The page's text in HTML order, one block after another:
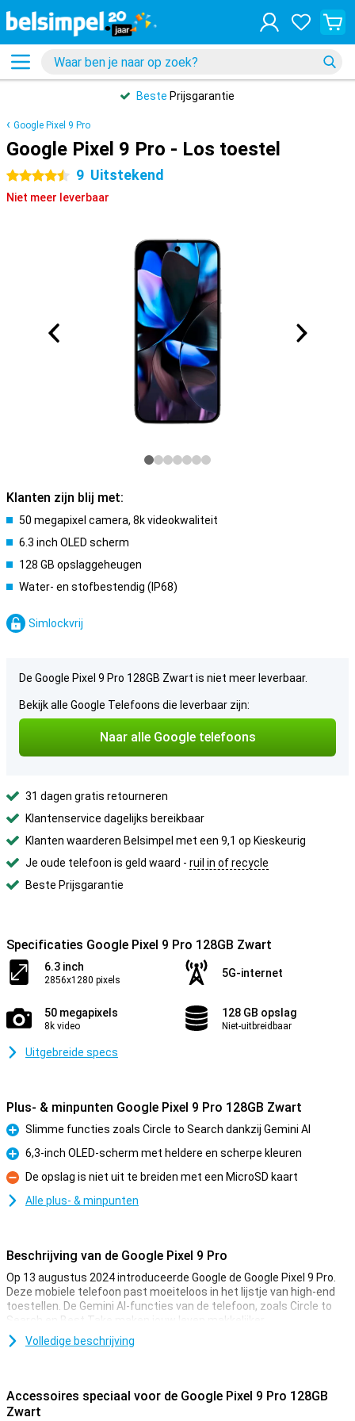
Beste Prijsgarantie
Google Pixel 9 Pro
Google Pixel 9 Pro - Los toestel
4.5 sterren 9 Uitstekend
Niet meer leverbaar
Klanten zijn blij met:
50 megapixel camera, 8k videokwaliteit
6.3 inch OLED scherm
128 GB opslaggeheugen
Water- en stofbestendig (IP68)
Simlockvrij
De Google Pixel 9 Pro 128GB Zwart is niet meer leverbaar.
Bekijk alle Google Telefoons die leverbaar zijn:
Naar alle Google telefoons
31 dagen gratis retourneren
Klantenservice dagelijks bereikbaar
Klanten waarderen Belsimpel met een 9,1 op Kieskeurig
Je oude telefoon is geld waard - ruil in of recycle
Beste Prijsgarantie
Specificaties Google Pixel 9 Pro 128GB Zwart
6.3 inch
2856x1280 pixels
5G-internet
50 megapixels
8k video
128 GB opslag
Niet-uitbreidbaar
Uitgebreide specs
Plus- & minpunten Google Pixel 9 Pro 128GB Zwart
Pluspunt
Slimme functies zoals Circle to Search dankzij Gemini AI
Pluspunt
6,3-inch OLED-scherm met heldere en scherpe kleuren
Minpunt
De opslag is niet uit te breiden met een MicroSD kaart
Alle plus- & minpunten
Beschrijving van de Google Pixel 9 Pro
Op 13 augustus 2024 introduceerde Google de Google Pixel 9 Pro.
Deze mobiele telefoon past moeiteloos in het lijstje van high-end
toestellen. De Gemini AI-functies van de telefoon, zoals Circle to
Search en Best Take maken jouw leven makkelijker.
De Pixel 9 Pro komt met drie lenzen aan de achterkant van de
Dankzij het 6,3-inch OLED-scherm zijn alle kleuren helder en scherp.
Volledige beschrijving
Accessoires speciaal voor de Google Pixel 9 Pro 128GB
Zwart